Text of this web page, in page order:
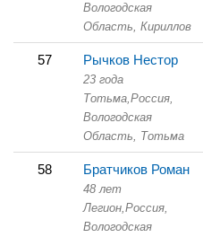
Вологодская
Область, Кириллов
57 Рычков Нестор
23 года
Тотьма,Россия,
Вологодская
Область, Тотьма
58 Братчиков Роман
48 лет
Легион,Россия,
Вологодская